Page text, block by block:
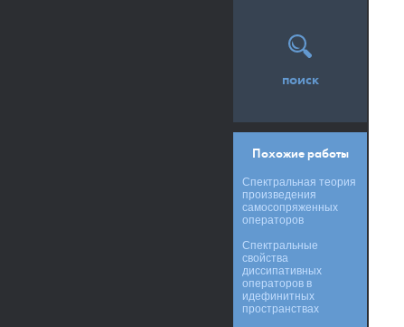
поиск
Похожие работы
Спектральная теория
произведения
самосопряженных
операторов
Спектральные
свойства
диссипативных
операторов в
идефинитных
пространствах